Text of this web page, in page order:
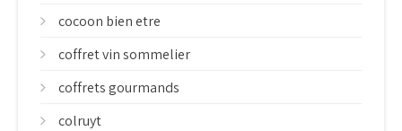
cocoon bien etre
coffret vin sommelier
coffrets gourmands
colruyt